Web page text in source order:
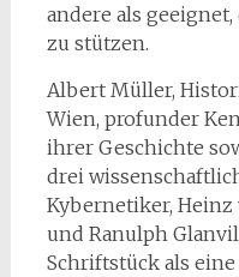
andere als
zu stützen.
Albert Müller,
Wien, profunder
ihrer Geschichte
drei
Kybernetiker, Heinz
und Ranulph
Schriftstück als